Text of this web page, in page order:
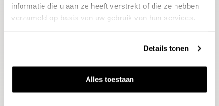
informatie die u aan ze heeft verstrekt of die ze hebben
verzameld op basis van uw gebruik van hun services.
Details tonen
Alles toestaan
Aanmelden